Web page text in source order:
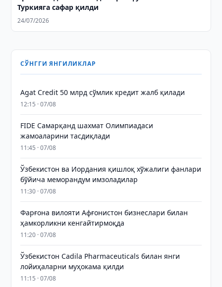
Туркияга сафар қилди
24/07/2026
СЎНГГИ ЯНГИЛИКЛАР
Agat Credit 50 млрд сўмлик кредит жалб қилади
12:15 · 07/08
FIDE Самарқанд шахмат Олимпиадаси
жамоаларини тасдиқлади
11:45 · 07/08
Ўзбекистон ва Иордания қишлоқ хўжалиги фанлари
бўйича меморандум имзоладилар
11:30 · 07/08
Фарғона вилояти Афғонистон бизнеслари билан
ҳамкорликни кенгайтирмоқда
11:20 · 07/08
Ўзбекистон Cadila Pharmaceuticals билан янги
лойиҳаларни муҳокама қилди
11:15 · 07/08